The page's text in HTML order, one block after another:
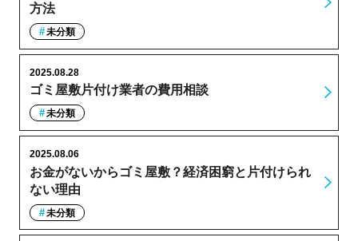
方法
未分類
ゴミ屋敷片付け業者の費用相談
2025.08.28
未分類
お金がないからゴミ屋敷？経済困窮と片付けられ
ない理由
2025.08.06
未分類